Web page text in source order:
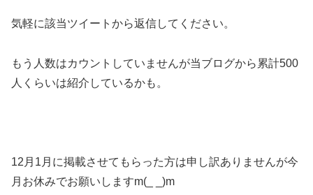
気軽に該当ツイートから返信してください。
もう人数はカウントしていませんが当ブログから累計500
人くらいは紹介しているかも。
12月1月に掲載させてもらった方は申し訳ありませんが今
月お休みでお願いしますm(_ _)m